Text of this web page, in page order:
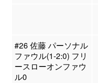
#26 佐藤 パーソナル
ファウル(1-2:0) フリ
ースローオンファウ
ル0